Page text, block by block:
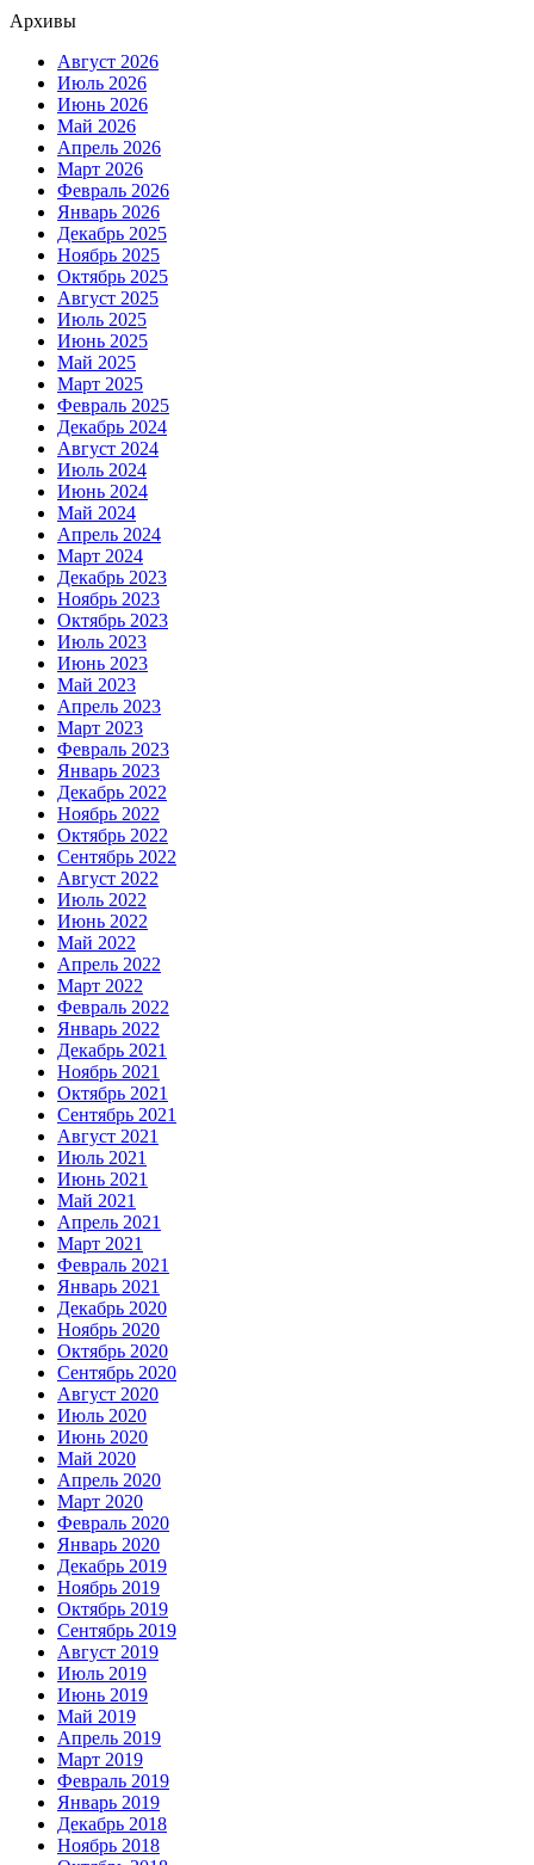
Архивы
Август 2026
Июль 2026
Июнь 2026
Май 2026
Апрель 2026
Март 2026
Февраль 2026
Январь 2026
Декабрь 2025
Ноябрь 2025
Октябрь 2025
Август 2025
Июль 2025
Июнь 2025
Май 2025
Март 2025
Февраль 2025
Декабрь 2024
Август 2024
Июль 2024
Июнь 2024
Май 2024
Апрель 2024
Март 2024
Декабрь 2023
Ноябрь 2023
Октябрь 2023
Июль 2023
Июнь 2023
Май 2023
Апрель 2023
Март 2023
Февраль 2023
Январь 2023
Декабрь 2022
Ноябрь 2022
Октябрь 2022
Сентябрь 2022
Август 2022
Июль 2022
Июнь 2022
Май 2022
Апрель 2022
Март 2022
Февраль 2022
Январь 2022
Декабрь 2021
Ноябрь 2021
Октябрь 2021
Сентябрь 2021
Август 2021
Июль 2021
Июнь 2021
Май 2021
Апрель 2021
Март 2021
Февраль 2021
Январь 2021
Декабрь 2020
Ноябрь 2020
Октябрь 2020
Сентябрь 2020
Август 2020
Июль 2020
Июнь 2020
Май 2020
Апрель 2020
Март 2020
Февраль 2020
Январь 2020
Декабрь 2019
Ноябрь 2019
Октябрь 2019
Сентябрь 2019
Август 2019
Июль 2019
Июнь 2019
Май 2019
Апрель 2019
Март 2019
Февраль 2019
Январь 2019
Декабрь 2018
Ноябрь 2018